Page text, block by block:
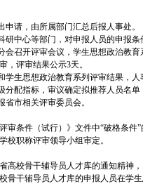
请，由所属部门汇总后报人事处。
研中心等部门，对申报人员的申报条
会召开评审会议，学生思想政治教
，评审结果公示3天。
学生思想政治教育系列评审结果，
分配指标，审议确定拟推荐人员名单
市相关评审委员会。
审条件（试行）》文件中“破格条
校职称评审领导小组审定。
高校骨干辅导员人才库的通知精神
骨干辅导员人才库的申报人员在学